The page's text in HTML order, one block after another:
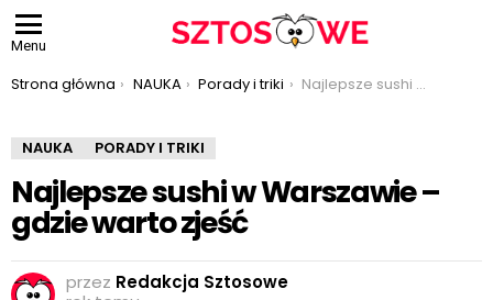
Menu
Jesteś tutaj:
Strona główna NAUKA Porady i triki Najlepsze sushi w Warszawie – gdzie warto zjeść
NAUKA PORADY I TRIKI
Najlepsze sushi w Warszawie –
gdzie warto zjeść
przez Redakcja Sztosowe